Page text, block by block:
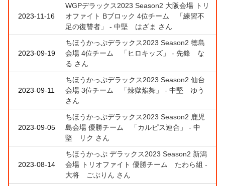
2023-11-16
WGPデラックス2023 Season2 大阪会場 トリ
オファイト Bブロック 4位チーム 「練習不
足の復讐者」 - 中堅 はざま さん
2023-09-19
ちほうかっぷデラックス2023 Season2 徳島
会場 4位チーム 「ヒロキッズ」 - 先鋒 な
る さん
2023-09-11
ちほうかっぷデラックス2023 Season2 仙台
会場 3位チーム 「煉獄焔舞」 - 中堅 ゆう
さん
2023-09-05
ちほうかっぷデラックス2023 Season2 鹿児
島会場 優勝チーム 「カルピス連合」 - 中
堅 リク さん
2023-08-14
ちほうかっぷ デラックス2023 Season2 新潟
会場 トリオファイト 優勝チーム たわら組 -
大将 ごぶりん さん